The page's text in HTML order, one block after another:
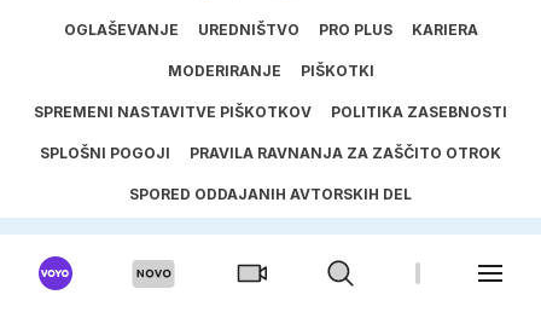
OGLAŠEVANJE UREDNIŠTVO PRO PLUS KARIERA
MODERIRANJE PIŠKOTKI
SPREMENI NASTAVITVE PIŠKOTKOV POLITIKA ZASEBNOSTI
SPLOŠNI POGOJI PRAVILA RAVNANJA ZA ZAŠČITO OTROK
SPORED ODDAJANIH AVTORSKIH DEL
UPORABA UMETNE INTELIGENCE